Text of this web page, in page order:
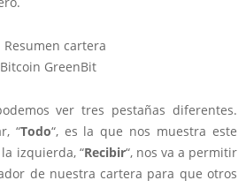
ver tres pestañas diferentes.
“Todo“, es la que nos muestra este
izquierda, “Recibir“, nos va a permitir
de nuestra cartera para que otros